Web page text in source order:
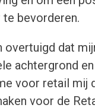
bevorderen.
overtuigd dat
achtergrond en
voor retail mij
voor de